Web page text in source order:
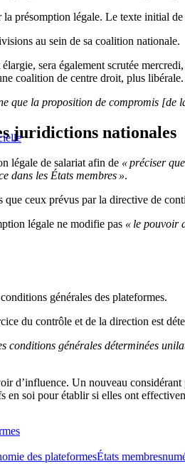
présomption légale. Le texte initial
au sein de sa coalition nationale.
sera également scrutée
coalition de centre droit, plus libérale.
que la proposition de compromis [de
juridictions nationales
légale de salariat afin de « préciser
dans les États membres ».
ceux prévus par la directive de
légale ne modifie pas « le pouvoir
générales des plateformes.
du contrôle et de la direction est
conditions générales déterminées
d’influence. Un nouveau
en soi pour établir si elles ont
des plateformesÉtats membres